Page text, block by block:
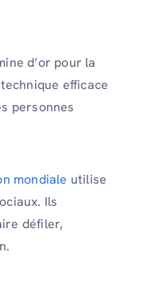
d’or pour la
efficace
personnes
mondiale utilise
Ils
défiler,